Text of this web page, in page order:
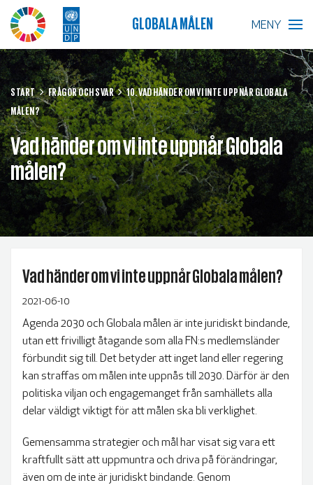
GLOBALA MÅLEN MENY
BLIR VÄRLDEN BÄTTRE?
GLOBALA MÅLEN
SKOLA
FÖRETAG
RESURSER
START FRÅGOR OCH SVAR
10. VAD HÄNDER OM VI INTE UPPNÅR GLOBALA
MÅLEN?
Vad händer om vi inte uppnår Globala
målen?
Vad händer om vi inte uppnår Globala målen?
2021-06-10
Agenda 2030 och Globala målen är inte juridiskt bindande,
utan ett frivilligt åtagande som alla FN:s medlemsländer
förbundit sig till. Det betyder att inget land eller regering
kan straffas om målen inte uppnås till 2030. Därför är den
politiska viljan och engagemanget från samhällets alla
delar väldigt viktigt för att målen ska bli verklighet.
Gemensamma strategier och mål har visat sig vara ett
kraftfullt sätt att uppmuntra och driva på förändringar,
även om de inte är juridiskt bindande. Genom